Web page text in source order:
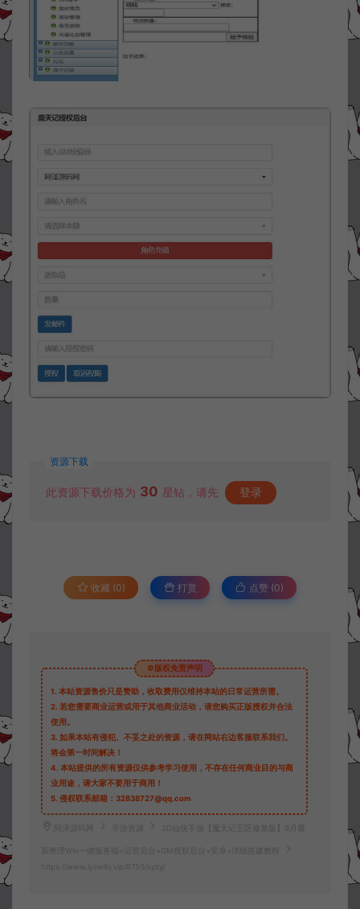
资源下载
此资源下载价格为 30 星钻，请先 登录
收藏 (0) 打赏 点赞 (0)
©版权免责声明
1. 本站资源售价只是赞助，收取费用仅维持本站的日常运营所需。
2. 若您需要商业运营或用于其他商业活动，请您购买正版授权并合法
使用。
3. 如果本站有侵犯、不妥之处的资源，请在网站右边客服联系我们。
将会第一时间解决！
4. 本站提供的所有资源仅供参考学习使用，不存在任何商业目的与商
业用途，请大家不要用于商用！
5. 侵权联系邮箱：32838727@qq.com
阿泽源码网 手游资源 3D仙侠手游【魔天记五区修复版】9月最
新整理Win一键服务端+运营后台+GM授权后台+安卓+详细搭建教程
https://www.lyzwlkj.vip/8750/syzy/